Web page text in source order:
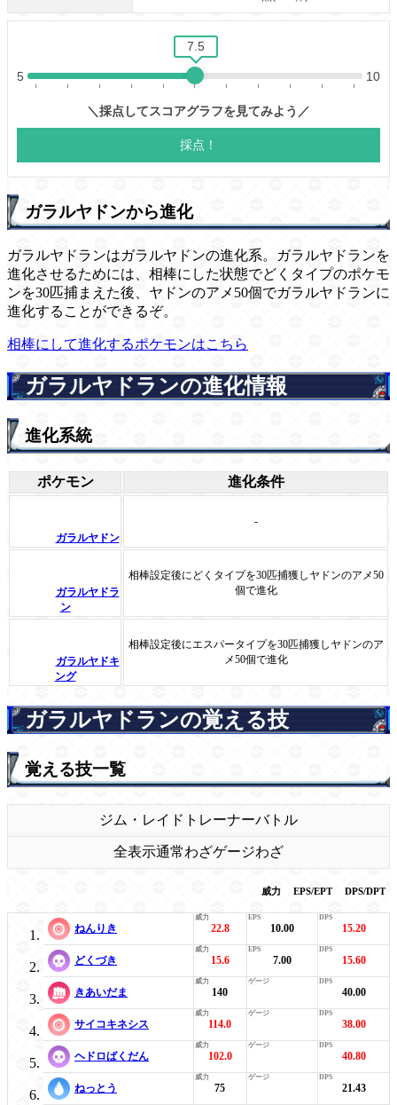
ガラルヤドンから進化
ガラルヤドランはガラルヤドンの進化系。ガラルヤドランを
進化させるためには、相棒にした状態でどくタイプのポケモ
ンを30匹捕まえた後、ヤドンのアメ50個でガラルヤドランに
進化することができるぞ。
相棒にして進化するポケモンはこちら
ガラルヤドランの進化情報
進化系統
ポケモン 進化条件
ガラルヤドン
-
ガラルヤドラ
ン
相棒設定後にどくタイプを30匹捕獲しヤドンのアメ50
個で進化
ガラルヤドキ
ング
相棒設定後にエスパータイプを30匹捕獲しヤドンのア
メ50個で進化
ガラルヤドランの覚える技
覚える技一覧
ジム・レイド トレーナーバトル
全表示通常わざゲージわざ
威力 EPS/EPT DPS/DPT
ねんりき 22.8 10.00 15.20
どくづき 15.6 7.00 15.60
きあいだま 140 40.00
サイコキネシス 114.0 38.00
ヘドロばくだん 102.0 40.80
ねっとう 75 21.43